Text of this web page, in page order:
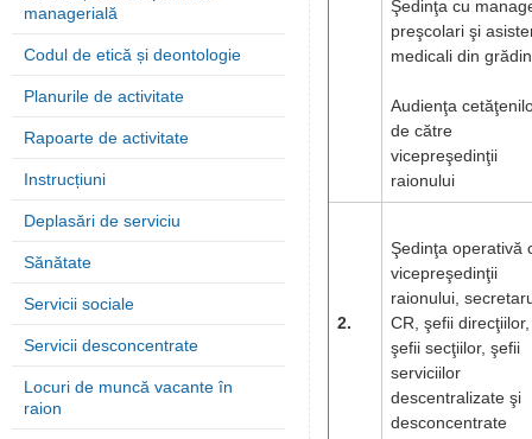
managerială
Codul de etică și deontologie
Planurile de activitate
Rapoarte de activitate
Instrucțiuni
Deplasări de serviciu
Sănătate
Servicii sociale
Servicii desconcentrate
Locuri de muncă vacante în
raion
Şedinţa cu
preşcolari şi
medicali din
Audienţa
de către
vicepreşedinţii
raionului
2.
Şedinţa operativă
vicepreşedinţii
raionului,
CR, şefii direcţiilor,
şefii secţiilor, şefii
serviciilor
descentralizate şi
desconcentrate